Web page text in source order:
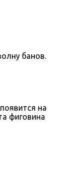
банов.
на
фиговина